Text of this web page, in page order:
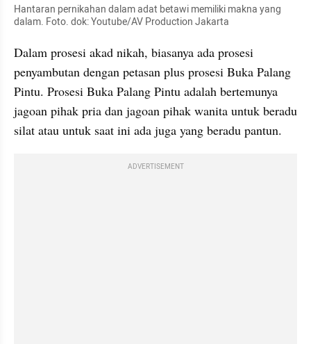
Hantaran pernikahan dalam adat betawi memiliki makna yang
dalam. Foto. dok: Youtube/AV Production Jakarta
Dalam prosesi akad nikah, biasanya ada prosesi
penyambutan dengan petasan plus prosesi Buka Palang
Pintu. Prosesi Buka Palang Pintu adalah bertemunya
jagoan pihak pria dan jagoan pihak wanita untuk beradu
silat atau untuk saat ini ada juga yang beradu pantun.
ADVERTISEMENT